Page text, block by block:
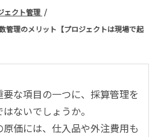
ェクト管理
管理のメリット【プロジェクトは現場で起
な項目の一つに、採算管理を
ないでしょうか。
価には、仕入品や外注費用も